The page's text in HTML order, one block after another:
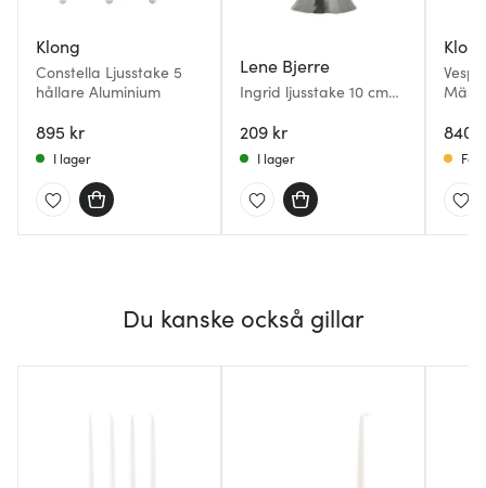
Klong
Constella Ljusstake 5
hållare Aluminium
895 kr
I lager
Lene Bjerre
Ingrid ljusstake 10 cm
209 kr
I lager
840
Få
Du kanske också gillar